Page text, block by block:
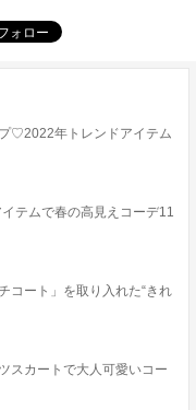
♡2022年トレンドアイテム
テムで春の高見えコーデ11
コート」を取り入れた“きれ
スカートで大人可愛いコー